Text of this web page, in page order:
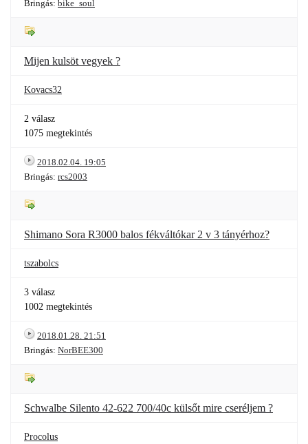
Bringás: bike_soul
Mijen kulsöt vegyek ?
Kovacs32
2 válasz
1075 megtekintés
2018.02.04. 19:05
Bringás: rcs2003
Shimano Sora R3000 balos fékváltókar 2 v 3 tányérhoz?
tszabolcs
3 válasz
1002 megtekintés
2018.01.28. 21:51
Bringás: NorBEE300
Schwalbe Silento 42-622 700/40c külsőt mire cseréljem ?
Procolus